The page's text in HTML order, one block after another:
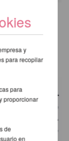
LA
y
para recopilar
para
proporcionar
de
en